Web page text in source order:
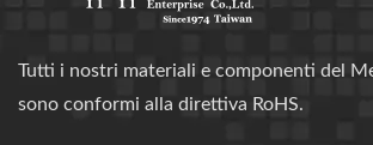
Tutti i nostri materiali e componenti del
sono conformi alla direttiva RoHS.